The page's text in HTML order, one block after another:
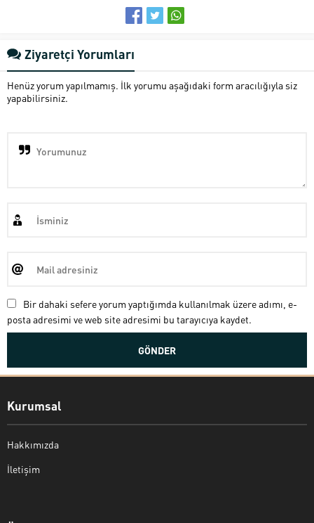
Ziyaretçi Yorumları
Henüz yorum yapılmamış. İlk yorumu aşağıdaki form aracılığıyla siz
yapabilirsiniz.
Bir dahaki sefere yorum yaptığımda kullanılmak üzere adımı, e-
posta adresimi ve web site adresimi bu tarayıcıya kaydet.
Kurumsal
Hakkımızda
İletişim